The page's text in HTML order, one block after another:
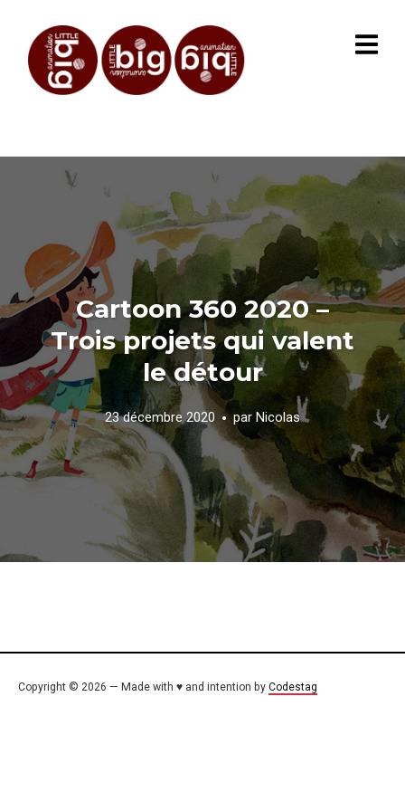
Cartoon 360 2020 –
Trois projets qui valent
le détour
23 décembre 2020 par Nicolas
Copyright © 2026 — Made with ♥ and intention by Codestag